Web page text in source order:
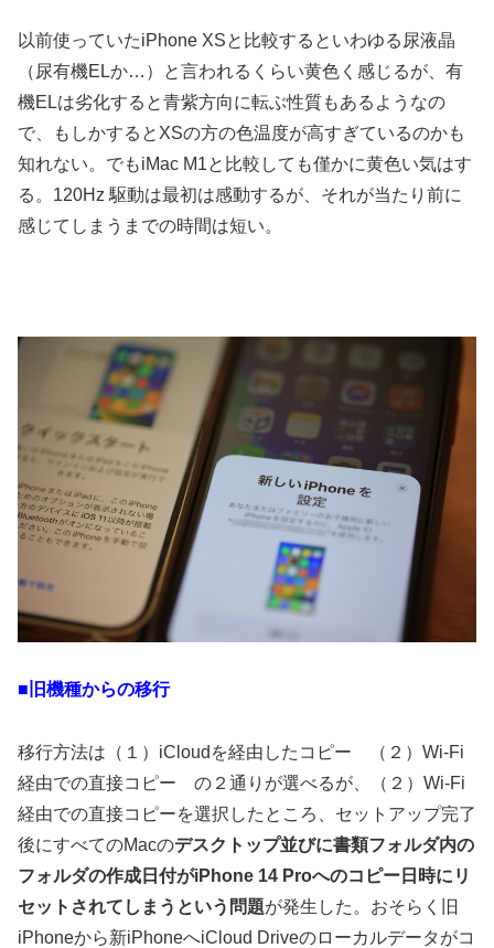
以前使っていたiPhone XSと比較するといわゆる尿液晶
（尿有機ELか…）と言われるくらい黄色く感じるが、有
機ELは劣化すると青紫方向に転ぶ性質もあるようなの
で、もしかするとXSの方の色温度が高すぎているのかも
知れない。でもiMac M1と比較しても僅かに黄色い気はす
る。120Hz 駆動は最初は感動するが、それが当たり前に
感じてしまうまでの時間は短い。
■旧機種からの移行
移行方法は（１）iCloudを経由したコピー （２）Wi-Fi
経由での直接コピー の２通りが選べるが、（２）Wi-Fi
経由での直接コピーを選択したところ、セットアップ完了
後にすべてのMacのデスクトップ並びに書類フォルダ内の
フォルダの作成日付がiPhone 14 Proへのコピー日時にリ
セットされてしまうという問題が発生した。おそらく旧
iPhoneから新iPhoneへiCloud Driveのローカルデータがコ